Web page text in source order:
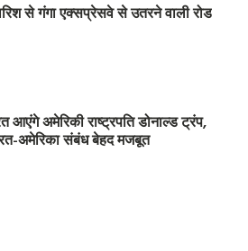
से गंगा एक्सप्रेसवे से उतरने वाली रोड
अमेरिकी राष्ट्रपति डोनाल्ड ट्रंप,
अमेरिका संबंध बेहद मजबूत